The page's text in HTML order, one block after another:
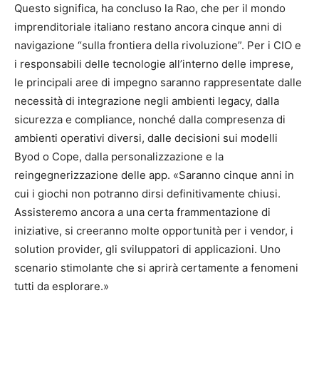
Questo significa, ha concluso la Rao, che per il mondo
imprenditoriale italiano restano ancora cinque anni di
navigazione “sulla frontiera della rivoluzione”. Per i CIO e
i responsabili delle tecnologie all’interno delle imprese,
le principali aree di impegno saranno rappresentate dalle
necessità di integrazione negli ambienti legacy, dalla
sicurezza e compliance, nonché dalla compresenza di
ambienti operativi diversi, dalle decisioni sui modelli
Byod o Cope, dalla personalizzazione e la
reingegnerizzazione delle app. «Saranno cinque anni in
cui i giochi non potranno dirsi definitivamente chiusi.
Assisteremo ancora a una certa frammentazione di
iniziative, si creeranno molte opportunità per i vendor, i
solution provider, gli sviluppatori di applicazioni. Uno
scenario stimolante che si aprirà certamente a fenomeni
tutti da esplorare.»